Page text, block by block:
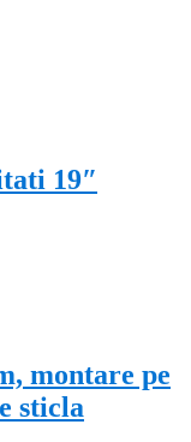
19″
montare pe
sticla